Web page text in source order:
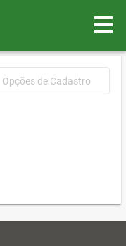
Opções de Cadastro